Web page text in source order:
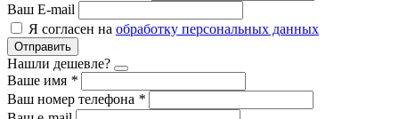
Ваш E-mail
Я согласен на обработку персональных данных
Отправить
Нашли дешевле?
Ваше имя *
Ваш номер телефона *